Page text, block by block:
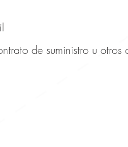
de suministro u otros